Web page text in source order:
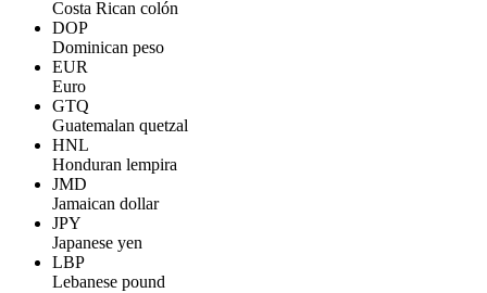
Costa Rican colón
DOP
Dominican peso
EUR
Euro
GTQ
Guatemalan quetzal
HNL
Honduran lempira
JMD
Jamaican dollar
JPY
Japanese yen
LBP
Lebanese pound